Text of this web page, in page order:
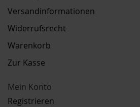
Versandinformationen
Widerrufsrecht
Warenkorb
Zur Kasse
Mein Konto
Registrieren